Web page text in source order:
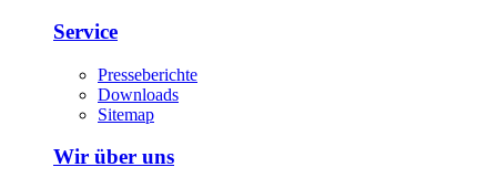
Service
Presseberichte
Downloads
Sitemap
Wir über uns